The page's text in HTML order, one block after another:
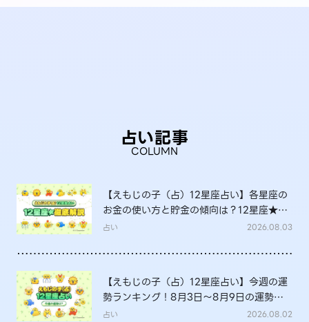
占い記事
COLUMN
【えもじの子（占）12星座占い】各星座の
お金の使い方と貯金の傾向は？12星座★徹
底解説
占い 2026.08.03
【えもじの子（占）12星座占い】今週の運
勢ランキング！8月3日～8月9日の運勢
は？
占い 2026.08.02